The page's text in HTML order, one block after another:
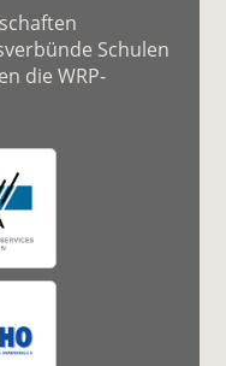
Schulen
die WRP-